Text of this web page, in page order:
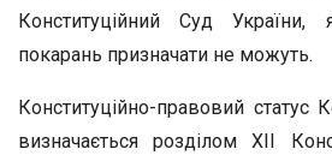
Конституційний Суд України,
покарань призначати не можуть.
Конституційно-правовий статус
визначається розділом XII